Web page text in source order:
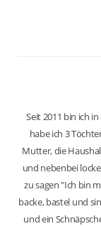
Seit 2011 bin ich
habe ich 3
Mutter, die
und nebenbei
zu sagen "Ich bin
backe, bastel und
und ein